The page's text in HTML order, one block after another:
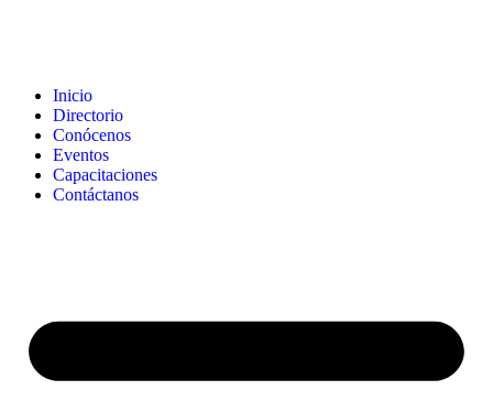
Inicio
Directorio
Conócenos
Eventos
Capacitaciones
Contáctanos